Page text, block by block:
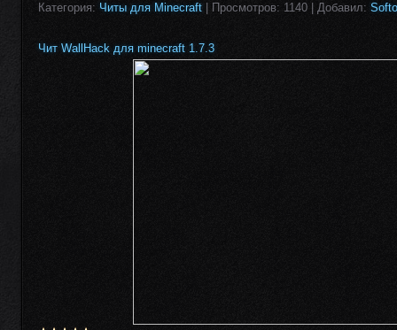
Категория: Читы для Minecraft Просмотров: 1140 Добавил:
Чит WallHack для minecraft 1.7.3